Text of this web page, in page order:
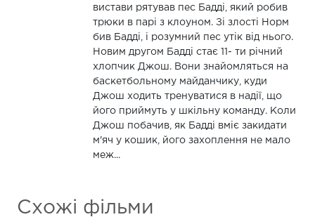
вистави рятував пес Бадді, який робив
трюки в парі з клоуном. Зі злості Норм
бив Бадді, і розумний пес утік від нього.
Новим другом Бадді стає 11- ти річний
хлопчик Джош. Вони знайомляться на
баскетбольному майданчику, куди
Джош ходить тренуватися в надії, що
його приймуть у шкільну команду. Коли
Джош побачив, як Бадді вміє закидати
м'яч у кошик, його захоплення не мало
меж...
Схожі фільми